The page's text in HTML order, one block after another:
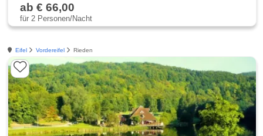
ab € 66,00
für 2 Personen/Nacht
Eifel Vordereifel Rieden